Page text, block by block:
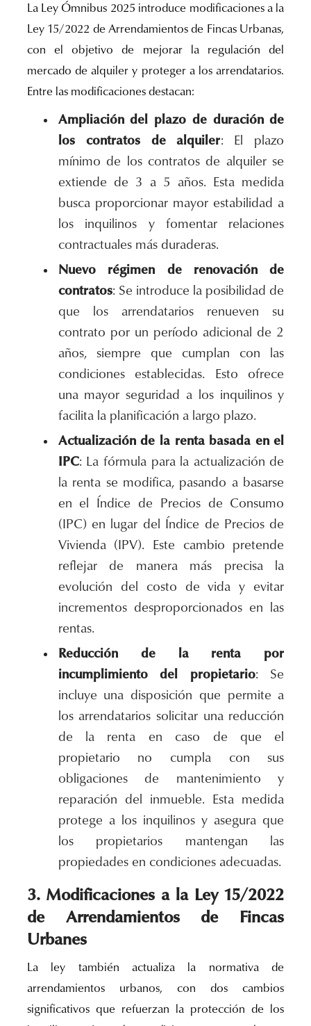
La Ley Ómnibus 2025 introduce modificaciones a la
Ley 15/2022 de Arrendamientos de Fincas Urbanas,
con el objetivo de mejorar la regulación del
mercado de alquiler y proteger a los arrendatarios.
Entre las modificaciones destacan:
Ampliación del plazo de duración de
los contratos de alquiler: El plazo
mínimo de los contratos de alquiler se
extiende de 3 a 5 años. Esta medida
busca proporcionar mayor estabilidad a
los inquilinos y fomentar relaciones
contractuales más duraderas.
Nuevo régimen de renovación de
contratos: Se introduce la posibilidad de
que los arrendatarios renueven su
contrato por un período adicional de 2
años, siempre que cumplan con las
condiciones establecidas. Esto ofrece
una mayor seguridad a los inquilinos y
facilita la planificación a largo plazo.
Actualización de la renta basada en el
IPC: La fórmula para la actualización de
la renta se modifica, pasando a basarse
en el Índice de Precios de Consumo
(IPC) en lugar del Índice de Precios de
Vivienda (IPV). Este cambio pretende
reflejar de manera más precisa la
evolución del costo de vida y evitar
incrementos desproporcionados en las
rentas.
Reducción de la renta por
incumplimiento del propietario: Se
incluye una disposición que permite a
los arrendatarios solicitar una reducción
de la renta en caso de que el
propietario no cumpla con sus
obligaciones de mantenimiento y
reparación del inmueble. Esta medida
protege a los inquilinos y asegura que
los propietarios mantengan las
propiedades en condiciones adecuadas.
3. Modificaciones a la Ley 15/2022
de Arrendamientos de Fincas
Urbanes
La ley también actualiza la normativa de
arrendamientos urbanos, con dos cambios
significativos que refuerzan la protección de los